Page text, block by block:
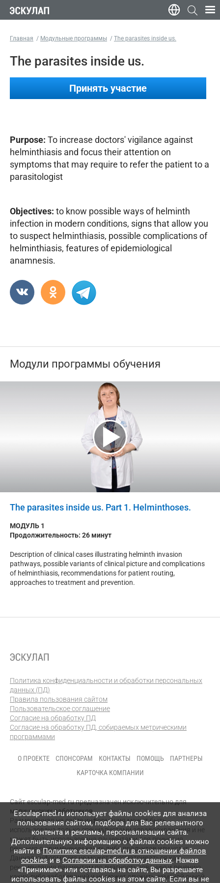
Главная Модульные программы The parasites inside us.
The parasites inside us.
Принять участие
Purpose: To increase doctors' vigilance against
helminthiasis and focus their attention on
symptoms that may require to refer the patient to a
parasitologist
Objectives: to know possible ways of helminth
infection in modern conditions, signs that allow you
to suspect helminthiasis, possible complications of
helminthiasis, features of epidemiological
anamnesis.
Модули программы обучения
The parasites inside us. Part 1. Helminthoses.
МОДУЛЬ 1
Продолжительность: 26 минут
Description of clinical cases illustrating helminth invasion
pathways, possible variants of clinical picture and complications
of helminthiasis, recommendations for patient routing,
approaches to treatment and prevention.
Политика конфиденциальности и обработки персональных
данных (ПД)
Правила пользования сайтом
Пользовательское соглашение
Согласие на обработку ПД
Согласие на обработку ПД, собираемых метрическими
программами
О ПРОЕКТЕ СПОНСОРАМ КОНТАКТЫ ПОМОЩЬ
ПАРТНЕРЫ
КАРТОЧКА КОМПАНИИ
Сайт esculap-med.ru предназначен исключительно для
медицинских работников.
Размещенная на сайте информация может быть
использована только специалистами здравоохранения и не
может быть использована пациентами для принятия
решения о применении каких-либо продуктов или услуг.
Данная информация не может рассматриваться как
рекомендация пациентам по диагностированию и лечению
каких-либо заболеваний и не может служить заменой очной
Esculap-med.ru использует файлы сookies для анализа
пользования сайтом, подбора для Вас релевантного
контента и рекламы, персонализации сайта.
Дополнительную информацию о файлах cookies можно
найти вПолитике esculap-med.ru в отношении файлов
cookiesи вСогласии на обработку данных. Нажав
«Принимаю» или оставаясь на сайте, Вы разрешаете
использовать файлы cookies на этом сайте. Если вы не